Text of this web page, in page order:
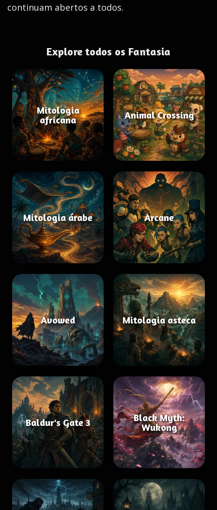
continuam abertos a todos.
Explore todos os Fantasia
Mitologia
africana
Animal Crossing
Mitologia árabe Arcane
Avowed Mitologia asteca
Baldur's Gate 3
Black Myth:
Wukong